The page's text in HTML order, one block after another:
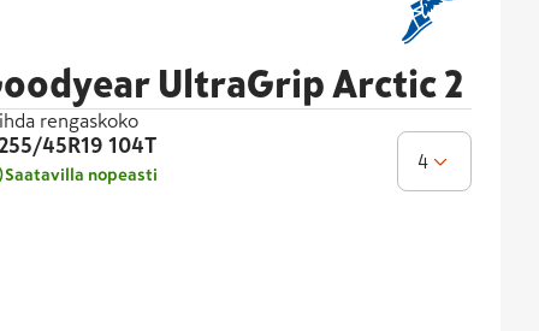
UltraGrip Arctic 2
rengaskoko
45R19 104T
Saatavilla nopeasti
4